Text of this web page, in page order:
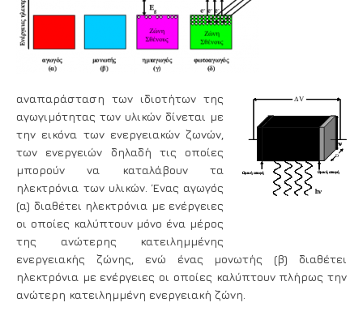
αναπαράσταση των ιδιοτήτων της
αγωγιμότητας των υλικών δίνεται με
την εικόνα των ενεργειακών ζωνών,
των ενεργειών δηλαδή τις οποίες
μπορούν να καταλάβουν τα
ηλεκτρόνια των υλικών. Ένας αγωγός
(α) διαθέτει ηλεκτρόνια με ενέργειες
οι οποίες καλύπτουν μόνο ένα μέρος
της ανώτερης κατειλημμένης
ενεργειακής ζώνης, ενώ ένας μονωτής (β) διαθέτει
ηλεκτρόνια με ενέργειες οι οποίες καλύπτουν πλήρως την
ανώτερη κατειλημμένη ενεργειακή ζώνη.